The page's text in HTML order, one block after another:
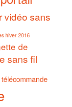
vidéo sans
hiver 2016
de
sans fil
télécommande